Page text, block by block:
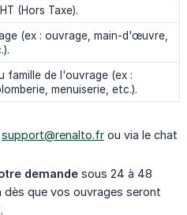
(Hors Taxe).
(ex : ouvrage, main-d'œuvre,
famille de l'ouvrage (ex :
menuiserie, etc.).
support@renalto.fr ou via le chat
demande sous 24 à 48
que vos ouvrages seront